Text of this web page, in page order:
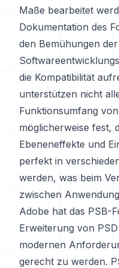
Maße bearbeitet
Dokumentation des
den Bemühungen der
die Kompatibilität
unterstützen nicht
Funktionsumfang
möglicherweise fest,
Ebeneneffekte und
perfekt in
werden, was beim
zwischen
Adobe hat das PSB-
Erweiterung von
modernen
gerecht zu werden.